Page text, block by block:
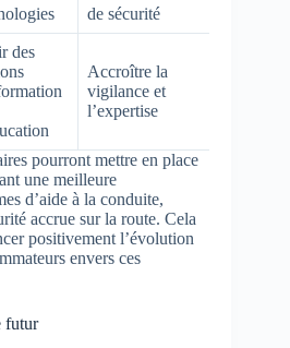
de sécurité
des
Accroître la
vigilance et
l’expertise
pourront mettre en place
une meilleure
d’aide à la conduite,
accrue sur la route. Cela
positivement l’évolution
envers ces
futur